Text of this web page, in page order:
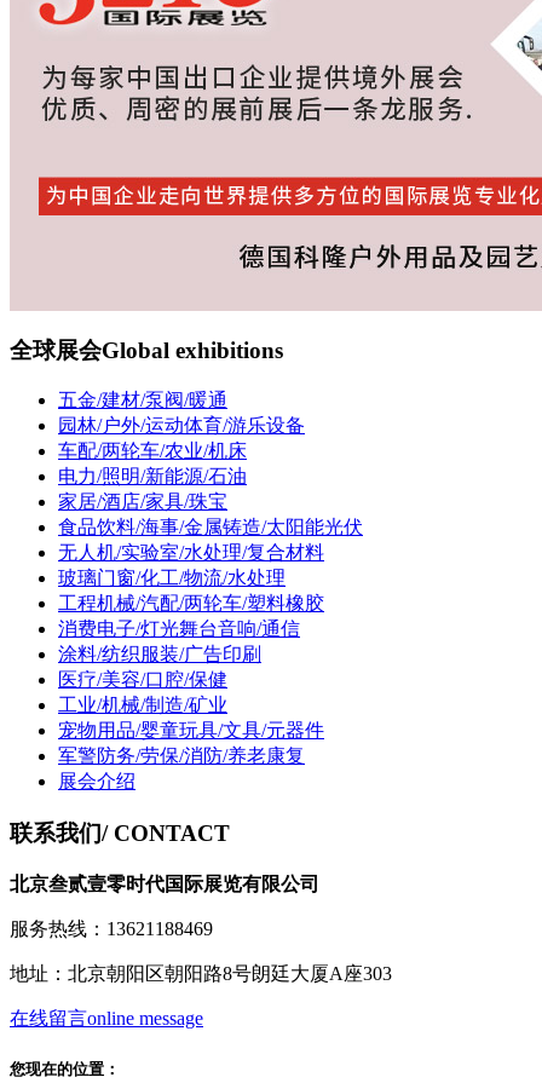
全球展会Global exhibitions
五金/建材/泵阀/暖通
园林/户外/运动体育/游乐设备
车配/两轮车/农业/机床
电力/照明/新能源/石油
家居/酒店/家具/珠宝
食品饮料/海事/金属铸造/太阳能光伏
无人机/实验室/水处理/复合材料
玻璃门窗/化工/物流/水处理
工程机械/汽配/两轮车/塑料橡胶
消费电子/灯光舞台音响/通信
涂料/纺织服装/广告印刷
医疗/美容/口腔/保健
工业/机械/制造/矿业
宠物用品/婴童玩具/文具/元器件
军警防务/劳保/消防/养老康复
展会介绍
联系我们/ CONTACT
北京叁贰壹零时代国际展览有限公司
服务热线：13621188469
地址：北京朝阳区朝阳路8号朗廷大厦A座303
在线留言online message
您现在的位置：